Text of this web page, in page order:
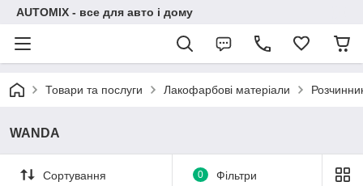
AUTOMIX - все для авто і дому
Товари та послуги Лакофарбові матеріали
WANDA
Сортування 0 Фільтри